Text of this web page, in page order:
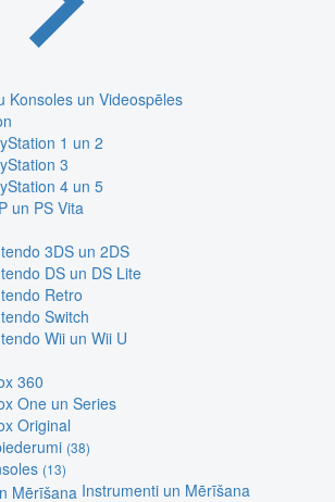
Konsoles un Videospēles
1 un 2
3
4 un 5
un PS Vita
3DS un 2DS
DS un DS Lite
Retro
Switch
Wii un Wii U
360
One un Series
Original
(38)
(13)
Instrumenti un Mērīšana